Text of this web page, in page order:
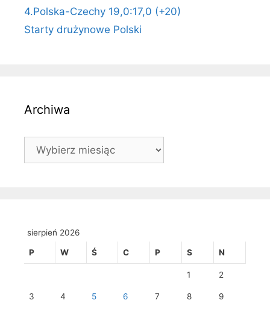
4.Polska-Czechy 19,0:17,0 (+20)
Starty drużynowe Polski
Archiwa
Archiwa
sierpień 2026
P W Ś C P S N
1 2
3 4 5 6 7 8 9